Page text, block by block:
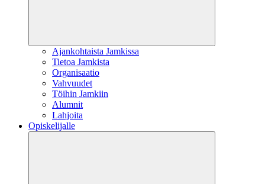
Ajankohtaista Jamkissa
Tietoa Jamkista
Organisaatio
Vahvuudet
Töihin Jamkiin
Alumnit
Lahjoita
Opiskelijalle